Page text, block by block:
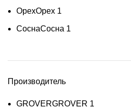
ОрехОрех 1
СоснаСосна 1
Производитель
GROVERGROVER 1